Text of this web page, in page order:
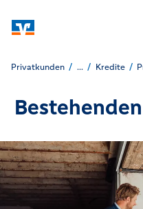
Privatkunden ... Kredite